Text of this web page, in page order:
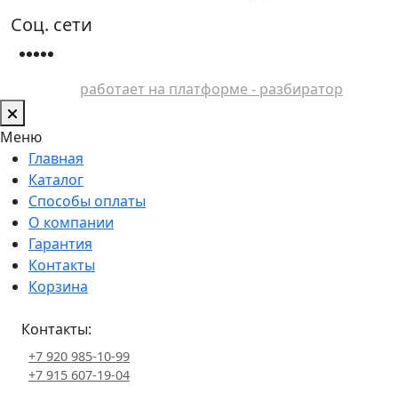
Соц. сети
работает на платформе - разбиратор
Меню
Главная
Каталог
Способы оплаты
О компании
Гарантия
Контакты
Корзина
Контакты:
+7 920 985-10-99
+7 915 607-19-04